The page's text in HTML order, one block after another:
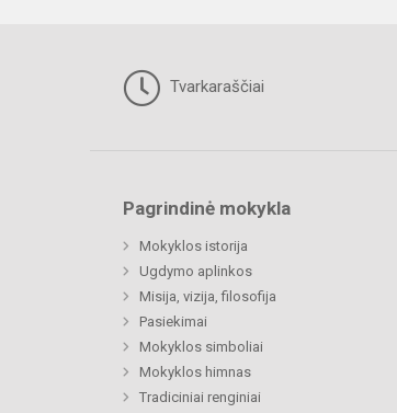
Tvarkaraščiai
Pagrindinė mokykla
Mokyklos istorija
Ugdymo aplinkos
Misija, vizija, filosofija
Pasiekimai
Mokyklos simboliai
Mokyklos himnas
Tradiciniai renginiai